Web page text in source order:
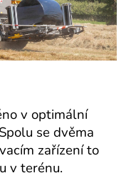
v optimální
se dvěma
zařízení to
v terénu.